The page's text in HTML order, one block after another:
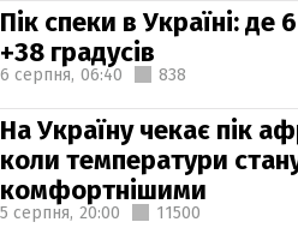
Пік спеки в Україні: де
+38 градусів
6 серпня, 06:40 838
На Україну чекає пік
коли температури
комфортнішими
5 серпня, 20:00 11500